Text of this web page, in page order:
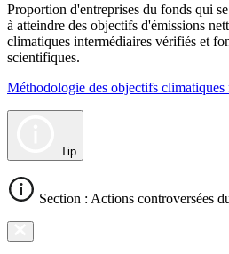
Proportion d'entreprises du fonds qui
à atteindre des objectifs d'émissions
climatiques intermédiaires vérifiés et
scientifiques.
Méthodologie des objectifs climatiques
Tip
Section : Actions controversées